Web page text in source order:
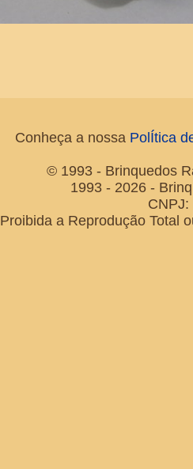
Conheça a nossa PolÍtica
© 1993 - Brinquedos
1993 - 2026 -
Proibida a Reprodução